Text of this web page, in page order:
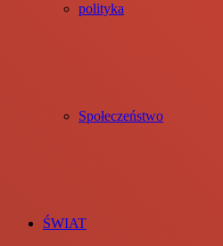
polityka
Społeczeństwo
ŚWIAT